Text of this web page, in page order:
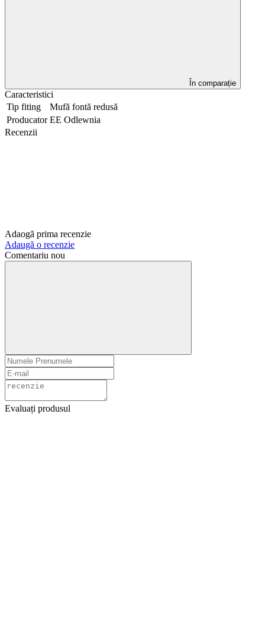
În comparație
Caracteristici
Tip fiting
Mufă fontă redusă
Producator EE Odlewnia
Recenzii
Adaogă prima recenzie
Adaugă o recenzie
Comentariu nou
Evaluați produsul